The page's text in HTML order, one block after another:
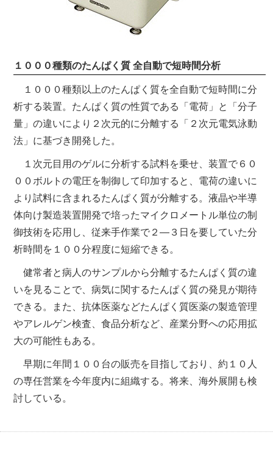
１０００種類のたんぱく質 全自動で短時間分析
１０００種類以上のたんぱく質を全自動で短時間に分
析する装置。たんぱく質の性質である「電荷」と「分子
量」の違いにより２次元的に分離する「２次元電気泳動
法」に基づき開発した。
１次元目用のゲルに分析する試料を乗せ、装置で６０
００ボルトの電圧を制御して印加すると、電荷の違いに
より試料に含まれるたんぱく質が分離する。液晶や半導
体向け製造装置開発で培ったマイクロメートル単位の制
御技術を応用し、従来手作業で２―３日を要していた分
析時間を１００分程度に短縮できる。
健常者と病人のサンプルから分離するたんぱく質の違
いを見ることで、病気に関するたんぱく質の発見が期待
できる。また、抗体医薬などたんぱく質医薬の製造管理
やアレルゲン検査、食品分析など、産業分野への応用拡
大の可能性もある。
早期に年間１００台の販売を目指しており、約１０人
の専任営業を今年度内に組織する。将来、海外展開も検
討している。